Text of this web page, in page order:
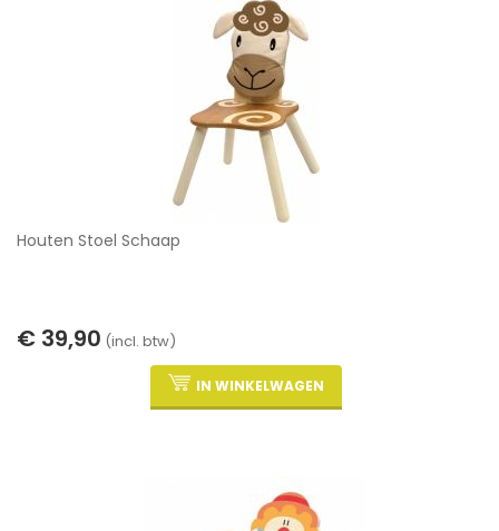
Houten Stoel Schaap
€ 39,90 (incl. btw)
IN WINKELWAGEN